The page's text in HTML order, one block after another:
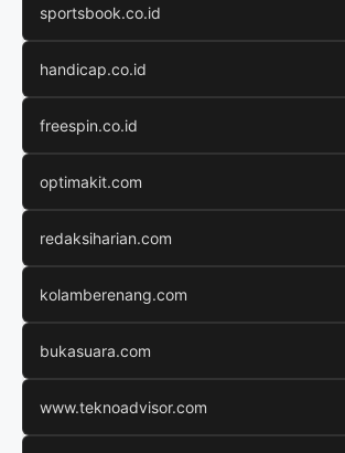
sportsbook.co.id
handicap.co.id
freespin.co.id
optimakit.com
redaksiharian.com
kolamberenang.com
bukasuara.com
www.teknoadvisor.com